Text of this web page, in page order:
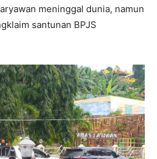
meninggal dunia, namun
santunan BPJS